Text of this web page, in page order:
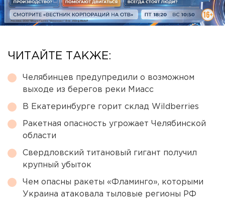
ЧИТАЙТЕ ТАКЖЕ:
Челябинцев предупредили о возможном
выходе из берегов реки Миасс
В Екатеринбурге горит склад Wildberries
Ракетная опасность угрожает Челябинской
области
Свердловский титановый гигант получил
крупный убыток
Чем опасны ракеты «Фламинго», которыми
Украина атаковала тыловые регионы РФ